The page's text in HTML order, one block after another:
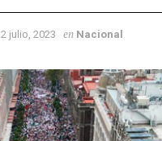
2 julio, 2023 en Nacional